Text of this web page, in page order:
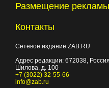
Размещение рекламы
Контакты
Сетевое издание ZAB.RU
Адрес редакции: 672038 ,
Шилова, д. 100
+7 (3022) 32-55-66
info@zab.ru